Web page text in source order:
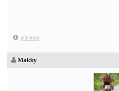
jelentem
Makky